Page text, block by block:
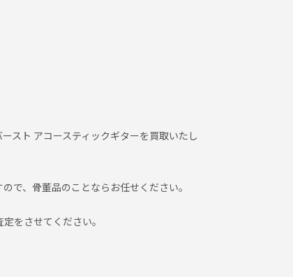
スト アコースティックギターを買取いたし
で、骨董品のことならお任せください。
をさせてください。